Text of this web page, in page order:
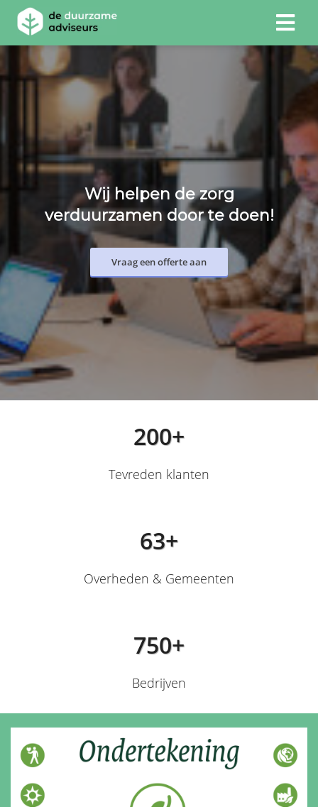
Wij helpen de zorg
verduurzamen door te doen!
Vraag een offerte aan
200+
Tevreden klanten
63+
Overheden & Gemeenten
750+
Bedrijven